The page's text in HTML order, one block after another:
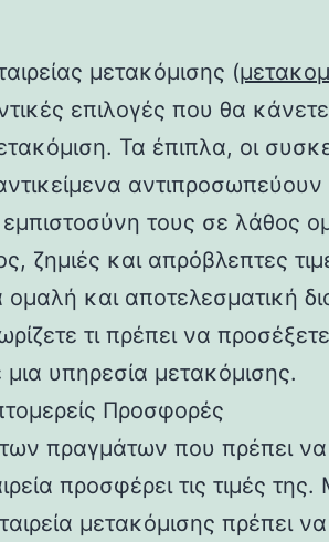
μετακόμισης (
επιλογές που θα
Τα έπιπλα, οι
αντιπροσωπεύουν
τους σε λάθος
ζημιές και απρόβλεπτες
ομαλή και αποτελεσματική
τι πρέπει να
υπηρεσία μετακόμισης.
Προσφορές
πραγμάτων που πρέπει να
προσφέρει τις τιμές της.
μετακόμισης πρέπει